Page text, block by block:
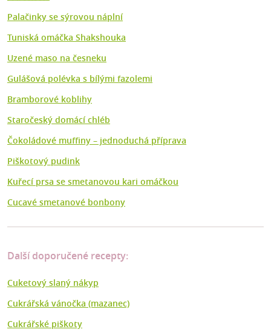
Palačinky se sýrovou náplní
Tuniská omáčka Shakshouka
Uzené maso na česneku
Gulášová polévka s bílými fazolemi
Bramborové koblihy
Staročeský domácí chléb
Čokoládové muffiny – jednoduchá příprava
Piškotový pudink
Kuřecí prsa se smetanovou kari omáčkou
Cucavé smetanové bonbony
Další doporučené recepty:
Cuketový slaný nákyp
Cukrářská vánočka (mazanec)
Cukrářské piškoty